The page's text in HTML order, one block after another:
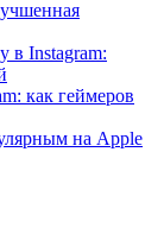
в Instagram:
как геймеров
на Apple